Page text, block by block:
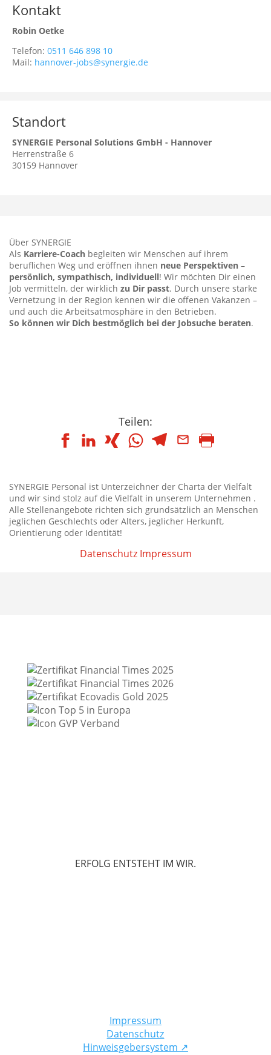
Kontakt
Robin Oetke
Telefon: 0511 646 898 10
Mail: hannover-jobs@synergie.de
Standort
SYNERGIE Personal Solutions GmbH - Hannover
Herrenstraße 6
30159 Hannover
Über SYNERGIE
Als Karriere-Coach begleiten wir Menschen auf ihrem
beruflichen Weg und eröffnen ihnen neue Perspektiven –
persönlich, sympathisch, individuell! Wir möchten Dir einen
Job vermitteln, der wirklich zu Dir passt. Durch unsere starke
Vernetzung in der Region kennen wir die offenen Vakanzen –
und auch die Arbeitsatmosphäre in den Betrieben.
So können wir Dich bestmöglich bei der Jobsuche beraten.
Teilen:
SYNERGIE Personal ist Unterzeichner der Charta der Vielfalt
und wir sind stolz auf die Vielfalt in unserem Unternehmen .
Alle Stellenangebote richten sich grundsätzlich an Menschen
jeglichen Geschlechts oder Alters, jeglicher Herkunft,
Orientierung oder Identität!
Datenschutz Impressum
ERFOLG ENTSTEHT IM WIR.
Impressum
Datenschutz
Hinweisgebersystem ↗